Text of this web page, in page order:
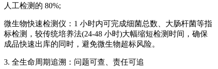
人工检测的 80%;
微生物快速检测仪：1 小时内可完成细菌总数、大肠杆菌等指
标检测，较传统培养法(24-48 小时)大幅缩短检测时间，确保
成品快速出库的同时，避免微生物超标风险。
3. 全生命周期追溯：问题可查、责任可追